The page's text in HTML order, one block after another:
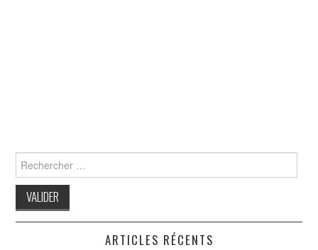
Search
for:
ARTICLES RÉCENTS